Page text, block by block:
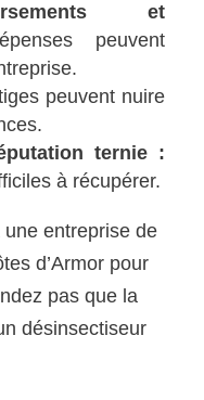
et
peuvent
peuvent nuire
ternie :
à récupérer.
entreprise de
d’Armor pour
pas que la
désinsectiseur